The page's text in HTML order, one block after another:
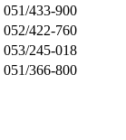
051/433-900
052/422-760
053/245-018
051/366-800